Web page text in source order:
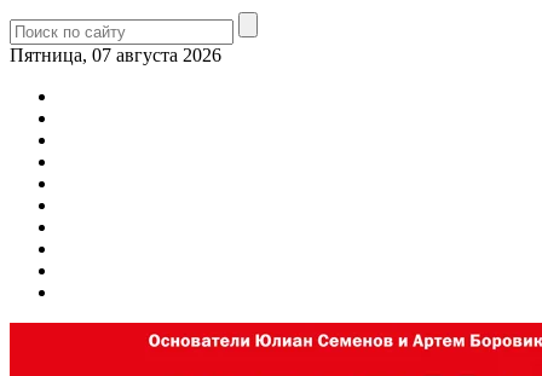
Пятница, 07 августа 2026